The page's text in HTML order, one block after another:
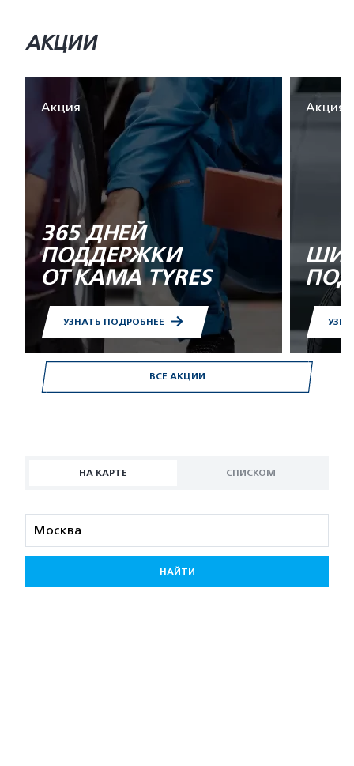
ВСЕ АКЦИИ
АКЦИИ
Акция
365 ДНЕЙ
ПОДДЕРЖКИ
ОТ KAMA TYRES
УЗНАТЬ ПОДРОБНЕЕ
Акция
НА КАРТЕ СПИСКОМ
НАЙТИ